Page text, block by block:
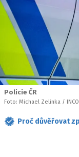
Policie ČR
Foto: Michael Zelinka /
Proč důvěřovat